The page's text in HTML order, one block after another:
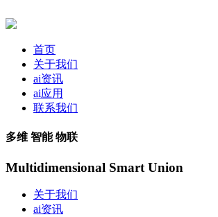
首页
关于我们
ai资讯
ai应用
联系我们
多维 智能 物联
Multidimensional Smart Union
关于我们
ai资讯